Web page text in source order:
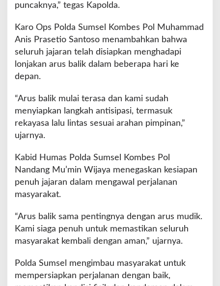
puncaknya,” tegas Kapolda.
Karo Ops Polda Sumsel Kombes Pol Muhammad
Anis Prasetio Santoso menambahkan bahwa
seluruh jajaran telah disiapkan menghadapi
lonjakan arus balik dalam beberapa hari ke
depan.
“Arus balik mulai terasa dan kami sudah
menyiapkan langkah antisipasi, termasuk
rekayasa lalu lintas sesuai arahan pimpinan,”
ujarnya.
Kabid Humas Polda Sumsel Kombes Pol
Nandang Mu’min Wijaya menegaskan kesiapan
penuh jajaran dalam mengawal perjalanan
masyarakat.
“Arus balik sama pentingnya dengan arus mudik.
Kami siaga penuh untuk memastikan seluruh
masyarakat kembali dengan aman,” ujarnya.
Polda Sumsel mengimbau masyarakat untuk
mempersiapkan perjalanan dengan baik,